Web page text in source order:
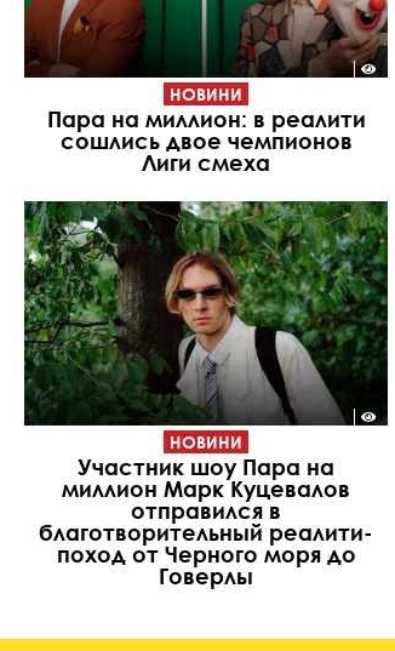
НОВИНИ
Пара на миллион: в реалити
сошлись двое чемпионов
Лиги смеха
НОВИНИ
Участник шоу Пара на
миллион Марк Куцевалов
отправился в
благотворительный реалити-
поход от Черного моря до
Говерлы